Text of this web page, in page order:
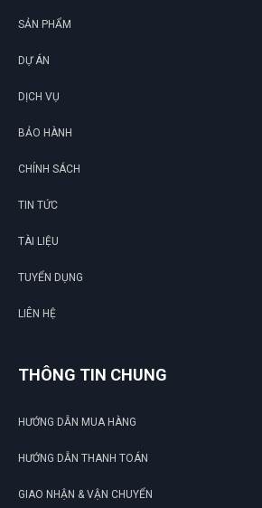
SẢN PHẨM
DỰ ÁN
DỊCH VỤ
BẢO HÀNH
CHÍNH SÁCH
TIN TỨC
TÀI LIỆU
TUYỂN DỤNG
LIÊN HỆ
THÔNG TIN CHUNG
HƯỚNG DẪN MUA HÀNG
HƯỚNG DẪN THANH TOÁN
GIAO NHẬN & VẬN CHUYỂN